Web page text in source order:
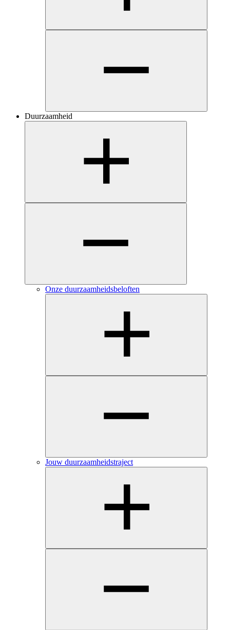
Duurzaamheid
Onze duurzaamheidsbeloften
Jouw duurzaamheidstraject